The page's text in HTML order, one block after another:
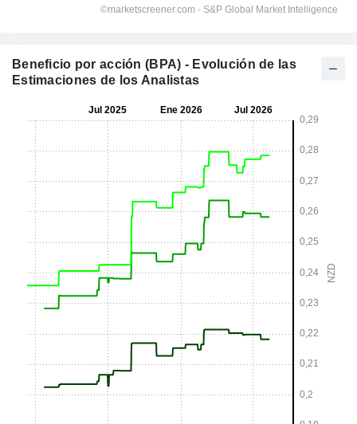
Beneficio por acción (BPA) - Evolución de las
Estimaciones de los Analistas